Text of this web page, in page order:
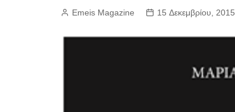
Emeis Magazine 15 Δεκεμβρίου, 2015